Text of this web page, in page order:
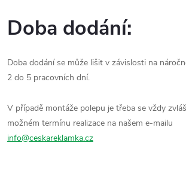
Doba dodání:
Doba dodání se může lišit v závislosti na
2 do 5 pracovních dní.
V případě montáže polepu je třeba se vždy
možném termínu realizace na našem e-mailu
info@ceskareklamka.cz